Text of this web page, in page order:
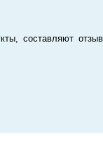
составляют